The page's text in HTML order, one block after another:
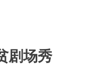
剧场秀